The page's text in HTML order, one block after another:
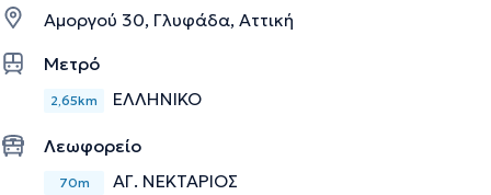
σχέσεων, Θεραπεία Ζεύγους, Συμβουλευτική γονέων.
site: https://psychologos-4you.gr/
επαληθευμένες πληροφορίες.
Αμοργού 30, Γλυφάδα, Αττική
Μετρό
2,65km ΕΛΛΗΝΙΚΟ
Λεωφορείο
70m ΑΓ. ΝΕΚΤΑΡΙΟΣ